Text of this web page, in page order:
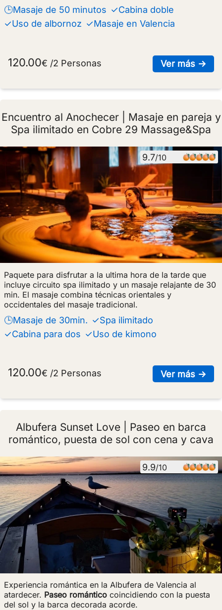
🕒Masaje de 50 minutos ✓Cabina doble
✓Uso de albornoz ✓Masaje en Valencia
Ver más →
120.00€ /2 Personas
Encuentro al Anochecer | Masaje en pareja y
Spa ilimitado en Cobre 29 Massage&Spa
9.7/10
Paquete para disfrutar a la ultima hora de la tarde que
incluye circuito spa ilimitado y un masaje relajante de 30
min. El masaje combina técnicas orientales y
occidentales del masaje tradicional.
🕒Masaje de 30min. ✓Spa ilimitado
✓Cabina para dos ✓Uso de kimono
Ver más →
120.00€ /2 Personas
Albufera Sunset Love | Paseo en barca
romántico, puesta de sol con cena y cava
9.9/10
Experiencia romántica en la Albufera de Valencia al
atardecer. Paseo romántico coincidiendo con la puesta
del sol y la barca decorada acorde.